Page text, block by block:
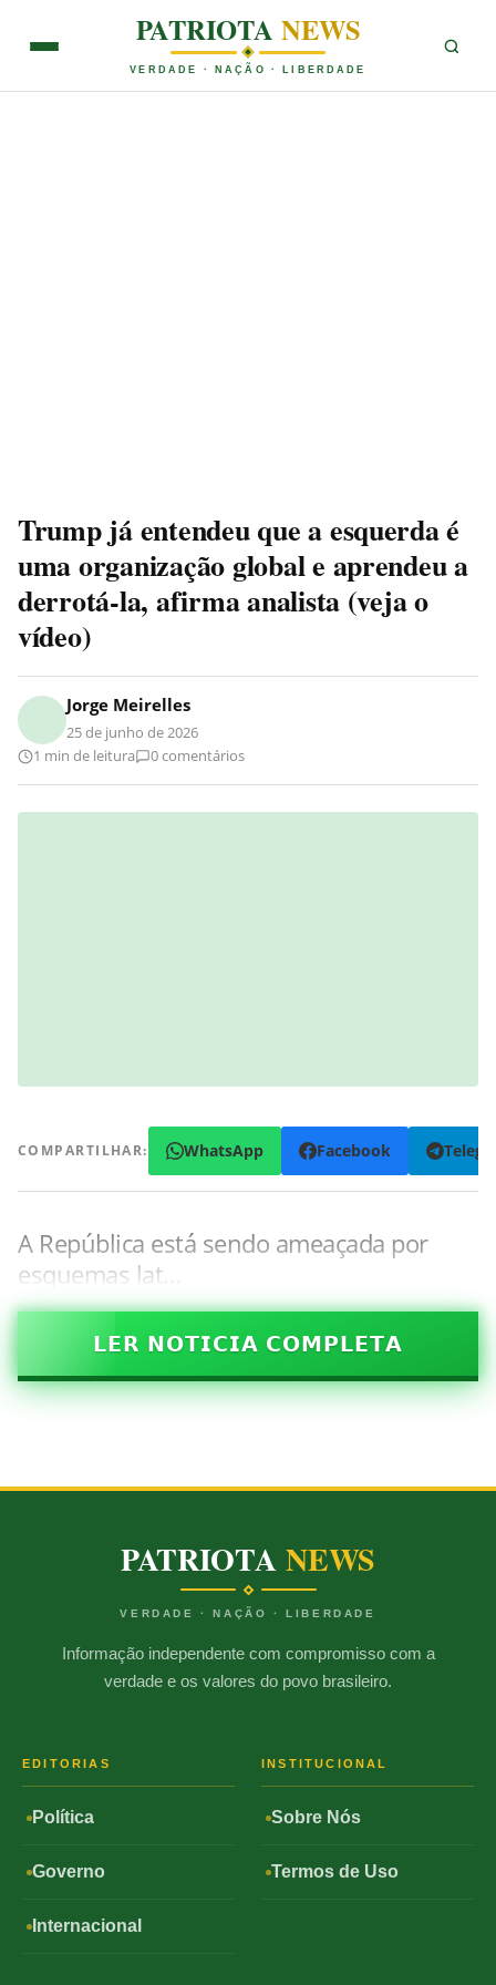
PATRIOTANEWS
VERDADE · NAÇÃO · LIBERDADE
Trump já entendeu que a esquerda é
uma organização global e aprendeu a
derrotá-la, afirma analista (veja o
vídeo)
Jorge Meirelles
25 de junho de 2026
1 min de leitura
0 comentários
COMPARTILHAR: WhatsApp Facebook
A República está sendo ameaçada por
esquemas lat…
𝗟𝗘𝗥 𝗡𝗢𝗧𝗜𝗖𝗜𝗔 𝗖𝗢𝗠𝗣𝗟𝗘𝗧𝗔
PATRIOTANEWS
VERDADE · NAÇÃO · LIBERDADE
Informação independente com compromisso com a
verdade e os valores do povo brasileiro.
EDITORIAS
Política
Governo
Internacional
INSTITUCIONAL
Sobre Nós
Termos de Uso